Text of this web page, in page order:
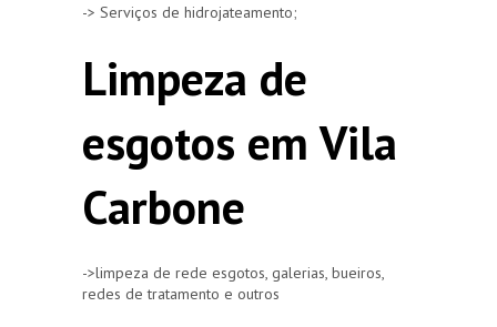
-> Serviços de hidrojateamento;
Limpeza de
esgotos em Vila
Carbone
->limpeza de rede esgotos, galerias, bueiros,
redes de tratamento e outros